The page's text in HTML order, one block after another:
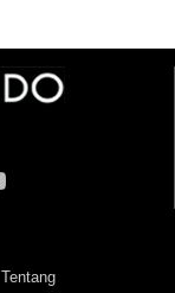
Tentang